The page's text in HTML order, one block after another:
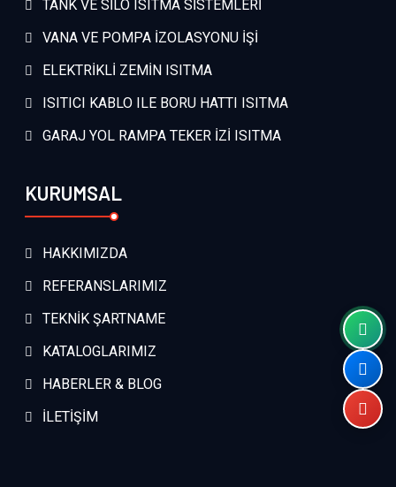
TANK VE SİLO ISITMA SİSTEMLERİ
VANA VE POMPA İZOLASYONU İŞİ
ELEKTRİKLİ ZEMİN ISITMA
ISITICI KABLO ILE BORU HATTI ISITMA
GARAJ YOL RAMPA TEKER İZİ ISITMA
KURUMSAL
HAKKIMIZDA
REFERANSLARIMIZ
TEKNİK ŞARTNAME
KATALOGLARIMIZ
HABERLER & BLOG
İLETİŞİM